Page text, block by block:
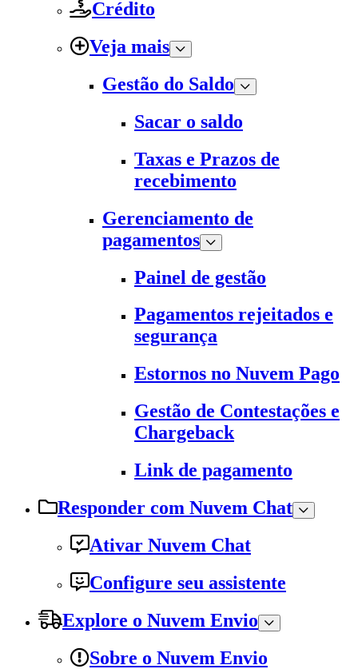
Crédito
Veja mais
Gestão do Saldo
Sacar o saldo
Taxas e Prazos de
recebimento
Gerenciamento de
pagamentos
Painel de gestão
Pagamentos rejeitados e
segurança
Estornos no Nuvem Pago
Gestão de Contestações e
Chargeback
Link de pagamento
Responder com Nuvem Chat
Ativar Nuvem Chat
Configure seu assistente
Explore o Nuvem Envio
Sobre o Nuvem Envio